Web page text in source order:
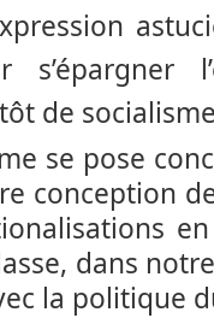
de
se pose
conception
dans
la politique